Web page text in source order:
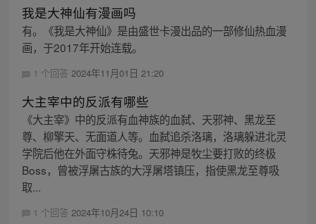
我是大神仙有漫画吗
有。《我是大神仙》是由盛世卡漫出品的一部修仙热血漫
画，于2017年开始连载。
1 个回答 2024年11月01日 21:20
大主宰中的反派有哪些
《大主宰》中的反派有血神族的血弑、天邪神、黑龙至
尊、柳擎天、无面道人等。血弑追杀洛璃，洛璃躲进北灵
学院后他在外面守株待兔。天邪神是牧尘要打败的终极
Boss，曾被浮屠古族的大浮屠塔镇压，指使黑龙至尊吸
取...
1 个回答 2024年10月24日 10:10